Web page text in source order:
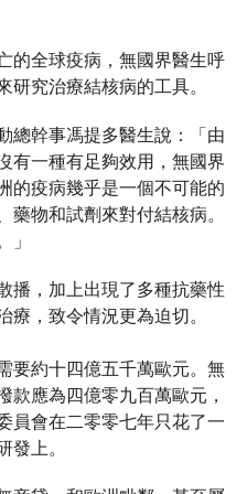
的全球疫病，無國界醫生呼
究治療結核病的工具。
總幹事馮提多醫生說：「由
有一種有足夠效用，無國界
的疫病幾乎是一個不可能的
物和試劑來對付結核病。
播，加上出現了多種抗藥性
，致令情況更為迫切。
要約十四億五千萬歐元。無
款應為四億零九百萬歐元，
員會在二零零七年只花了一
上。